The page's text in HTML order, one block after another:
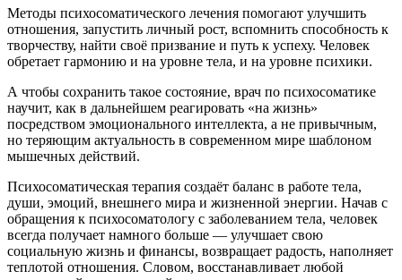
Методы психосоматического лечения помогают улучшить
отношения, запустить личный рост, вспомнить способность к
творчеству, найти своё призвание и путь к успеху. Человек
обретает гармонию и на уровне тела, и на уровне психики.
А чтобы сохранить такое состояние, врач по психосоматике
научит, как в дальнейшем реагировать «на жизнь»
посредством эмоционального интеллекта, а не привычным,
но теряющим актуальность в современном мире шаблоном
мышечных действий.
Психосоматическая терапия создаёт баланс в работе тела,
души, эмоций, внешнего мира и жизненной энергии. Начав с
обращения к психосоматологу с заболеванием тела, человек
всегда получает намного больше — улучшает свою
социальную жизнь и финансы, возвращает радость, наполняет
теплотой отношения. Словом, восстанавливает любой